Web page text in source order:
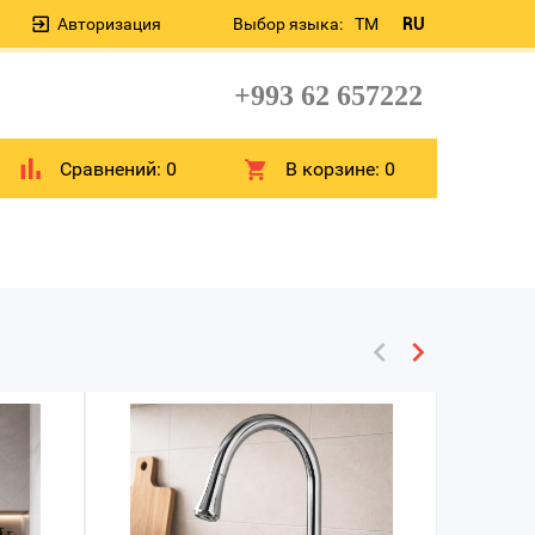
Выбор языка: TM RU
Авторизация
+993 62 657222
Сравнений: 0 В корзине:0